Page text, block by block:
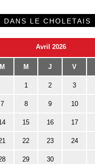
DANS LE CHOLETAIS
Avril 2026
M M J V
1 2 3
7 8 9 10
15 16 17
22 23 24
29 30